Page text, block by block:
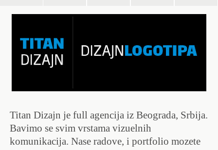
Titan Dizajn je full agencija iz Beograda, Srbija.
Bavimo se svim vrstama vizuelnih
komunikacija. Nase radove, i portfolio mozete